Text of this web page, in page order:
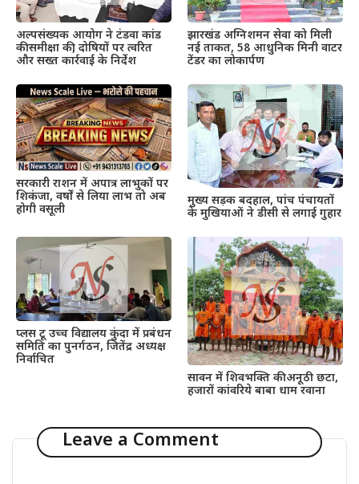
अल्पसंख्यक आयोग ने टंडवा कांड
की समीक्षा की, दोषियों पर त्वरित
और सख्त कार्रवाई के निर्देश
झारखंड अग्निशमन सेवा को मिली
नई ताकत, 58 आधुनिक मिनी वाटर
टेंडर का लोकार्पण
सरकारी राशन में अपात्र लाभुकों पर
शिकंजा, वर्षों से लिया लाभ तो अब
होगी वसूली
मुख्य सड़क बदहाल, पांच पंचायतों
के मुखियाओं ने डीसी से लगाई गुहार
प्लस टू उच्च विद्यालय कुंदा में प्रबंधन
समिति का पुनर्गठन, जितेंद्र अध्यक्ष
निर्वाचित
सावन में शिवभक्ति की अनूठी छटा,
हजारों कांवरिये बाबा धाम रवाना
Leave a Comment